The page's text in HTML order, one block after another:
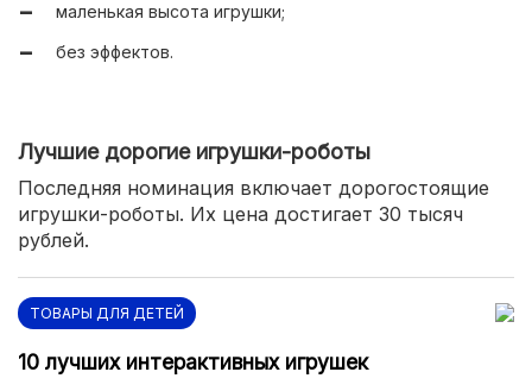
маленькая высота игрушки;
без эффектов.
Лучшие дорогие игрушки-роботы
Последняя номинация включает дорогостоящие
игрушки-роботы. Их цена достигает 30 тысяч
рублей.
ТОВАРЫ ДЛЯ ДЕТЕЙ
10 лучших интерактивных игрушек